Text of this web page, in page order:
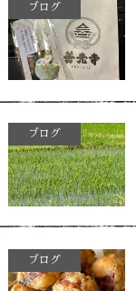
ブログ
ブログ
ブログ